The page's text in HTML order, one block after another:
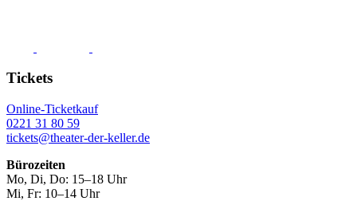
Tickets
Online-Ticketkauf
0221 31 80 59
tickets@theater-der-keller.de
Bürozeiten
Mo, Di, Do: 15–18 Uhr
Mi, Fr: 10–14 Uhr